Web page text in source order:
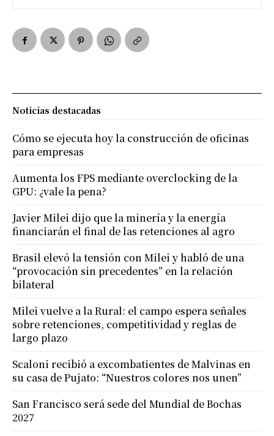
Noticias destacadas
Cómo se ejecuta hoy la construcción de oficinas
para empresas
Aumenta los FPS mediante overclocking de la
GPU: ¿vale la pena?
Javier Milei dijo que la minería y la energía
financiarán el final de las retenciones al agro
Brasil elevó la tensión con Milei y habló de una
“provocación sin precedentes” en la relación
bilateral
Milei vuelve a la Rural: el campo espera señales
sobre retenciones, competitividad y reglas de
largo plazo
Scaloni recibió a excombatientes de Malvinas en
su casa de Pujato: “Nuestros colores nos unen”
San Francisco será sede del Mundial de Bochas
2027